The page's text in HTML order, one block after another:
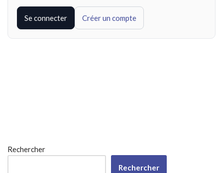
Se connecter Créer un compte
Rechercher
Rechercher